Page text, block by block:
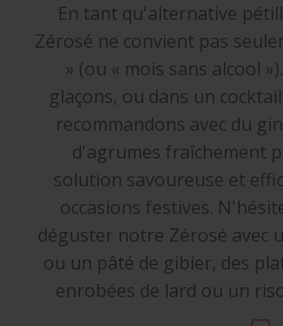
En tant qu'alternative
Zérosé ne convient pas
» (ou « mois sans alcool
glaçons, ou dans un
recommandons avec du
d'agrumes fraîchement
solution savoureuse et
occasions festives.
déguster notre Zérosé avec
ou un pâté de gibier, des
enrobées de lard ou un